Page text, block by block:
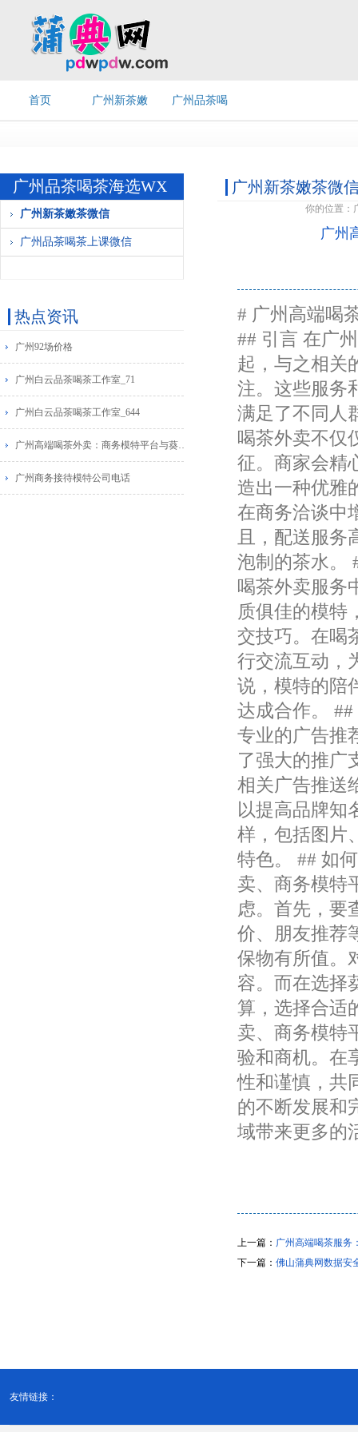
首页 广州新茶嫩 广州品茶喝
广州品茶喝茶海选WX
广州新茶嫩茶微信
广州品茶喝茶上课微信
热点资讯
广州92场价格
广州白云品茶喝茶工作室_71
广州白云品茶喝茶工作室_644
广州高端喝茶外卖：商务模特平台与葵花蒲点网广告推荐
广州商务接待模特公司电话
广州新茶嫩茶微
你的位置：
广州
# 广州高端喝
## 引言 在广
起，与之相关
注。这些服务
满足了不同人
喝茶外卖不仅
征。商家会精
造出一种优雅
在商务洽谈中
且，配送服务
泡制的茶水。
喝茶外卖服务
质俱佳的模特
交技巧。在喝
行交流互动，
说，模特的陪
达成合作。
专业的广告推
了强大的推广
相关广告推送
以提高品牌知
样，包括图片
特色。 ## 如
卖、商务模特
虑。首先，要
价、朋友推荐
保物有所值。
容。而在选择
算，选择合适
卖、商务模特
验和商机。在
性和谨慎，共
的不断发展和
域带来更多的
上一篇： 广州高端喝茶服务
下一篇： 佛山蒲典网数据安
友情链接：